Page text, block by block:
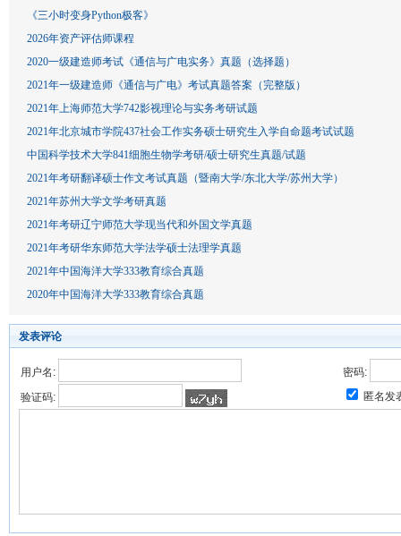
《三小时变身Python极客》
2026年资产评估师课程
2020一级建造师考试《通信与广电实务》真题（选择题）
2021年一级建造师《通信与广电》考试真题答案（完整版）
2021年上海师范大学742影视理论与实务考研试题
2021年北京城市学院437社会工作实务硕士研究生入学自命题考试试题
中国科学技术大学841细胞生物学考研/硕士研究生真题/试题
2021年考研翻译硕士作文考试真题（暨南大学/东北大学/苏州大学）
2021年苏州大学文学考研真题
2021年考研辽宁师范大学现当代和外国文学真题
2021年考研华东师范大学法学硕士法理学真题
2021年中国海洋大学333教育综合真题
2020年中国海洋大学333教育综合真题
发表评论
用户名:
密码:
验证码:
匿名发